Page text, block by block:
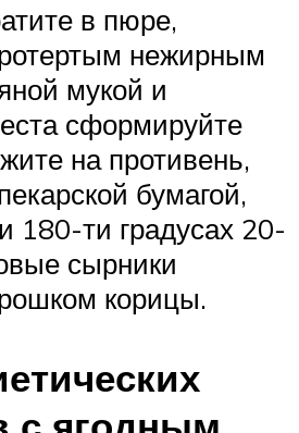
в пюре,
нежирным
мукой и
сформируйте
на противень,
бумагой,
180-ти градусах 20-
сырники
корицы.